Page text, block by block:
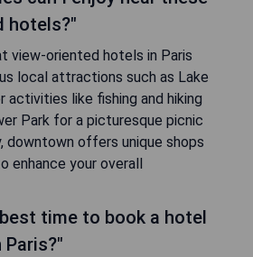
hotels?"
view-oriented hotels in Paris
local attractions such as Lake
activities like fishing and hiking
Park for a picturesque picnic
downtown offers unique shops
enhance your overall
time to book a hotel